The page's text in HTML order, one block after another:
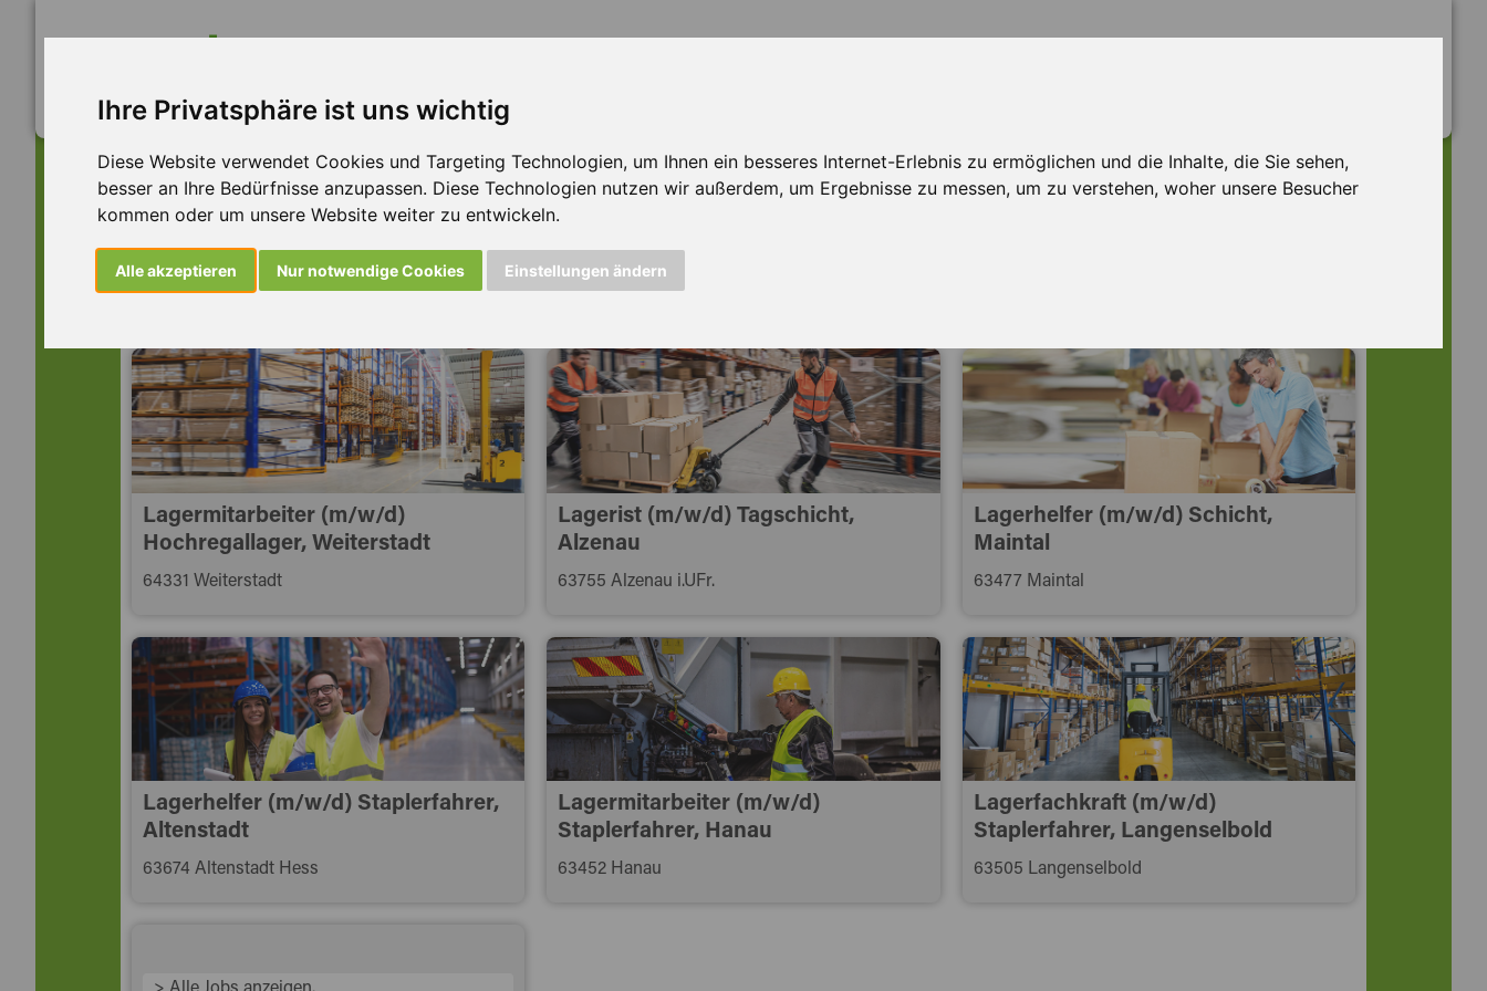
Ihre Privatsphäre ist uns wichtig
Diese Website verwendet Cookies und Targeting Technologien, um Ihnen ein besseres Internet-Erlebnis zu ermöglichen und die Inhalte, die Sie sehen,
besser an Ihre Bedürfnisse anzupassen. Diese Technologien nutzen wir außerdem, um Ergebnisse zu messen, um zu verstehen, woher unsere Besucher
kommen oder um unsere Website weiter zu entwickeln.
Alle akzeptieren Nur notwendige Cookies Einstellungen ändern
Dieser Job ist leider nicht mehr verfügbar ...
... aber vielleicht ist hier etwas dabei:
Lagermitarbeiter (m/w/d)
Hochregallager, Weiterstadt
64331 Weiterstadt
Lagerist (m/w/d) Tagschicht,
Alzenau
63755 Alzenau i.UFr.
Lagerhelfer (m/w/d) Schicht,
Maintal
63477 Maintal
Lagerhelfer (m/w/d) Staplerfahrer,
Altenstadt
63674 Altenstadt Hess
Lagermitarbeiter (m/w/d)
Staplerfahrer, Hanau
63452 Hanau
Lagerfachkraft (m/w/d)
Staplerfahrer, Langenselbold
63505 Langenselbold